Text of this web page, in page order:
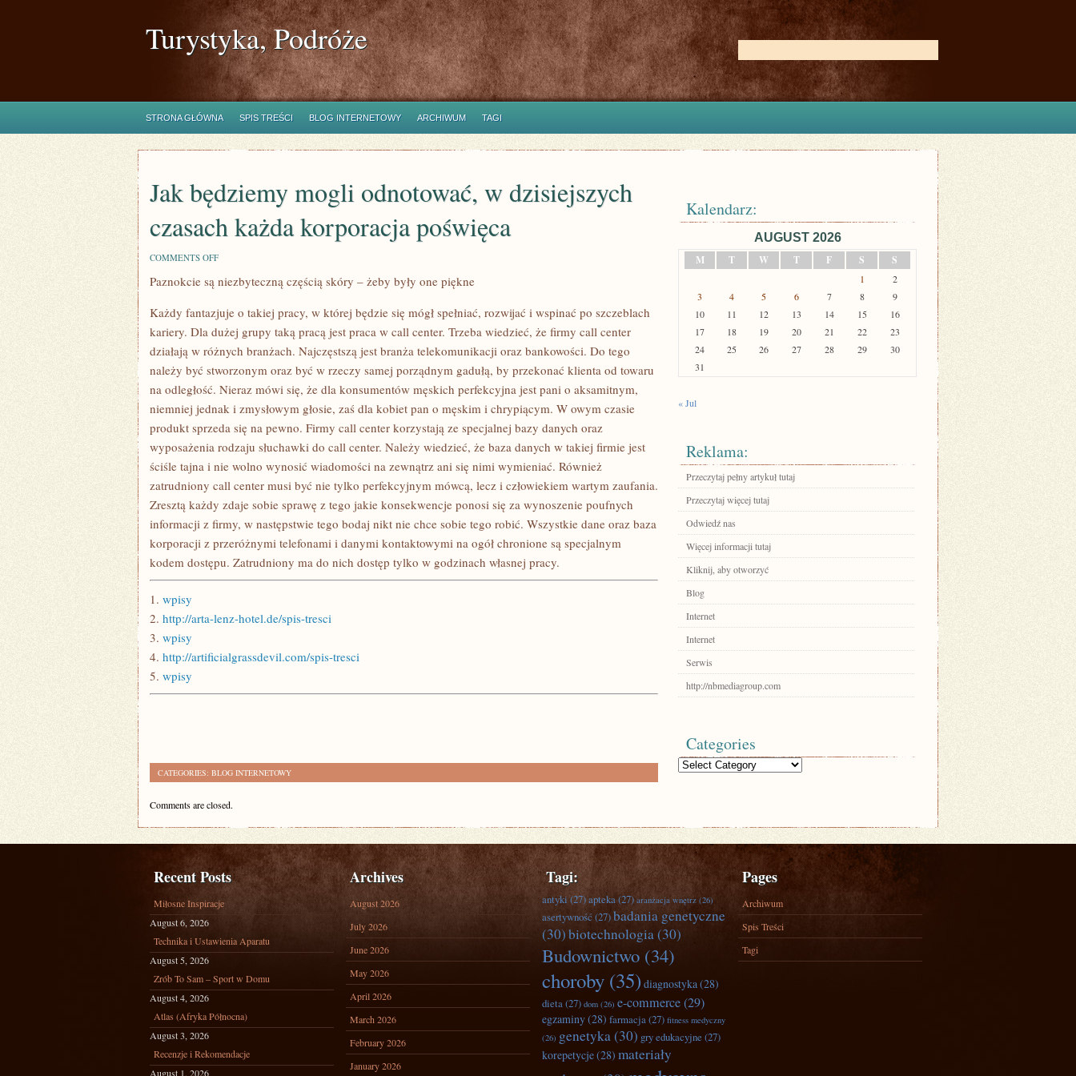
Turystyka, Podróże
STRONA GŁÓWNA SPIS TREŚCI BLOG INTERNETOWY ARCHIWUM TAGI
Jak będziemy mogli odnotować, w dzisiejszych
czasach każda korporacja poświęca
COMMENTS OFFON
BĘDZIEMY
MOGLI
W
DZISIEJSZYCH
CZASACH
KAŻDA
POŚWIĘCA
Paznokcie są niezbyteczną częścią skóry – żeby były one piękne
Każdy fantazjuje o takiej pracy, w której będzie się mógł spełniać, rozwijać i wspinać po szczeblach
kariery. Dla dużej grupy taką pracą jest praca w call center. Trzeba wiedzieć, że firmy call center
działają w różnych branżach. Najczęstszą jest branża telekomunikacji oraz bankowości. Do tego
należy być stworzonym oraz być w rzeczy samej porządnym gadułą, by przekonać klienta od towaru
na odległość. Nieraz mówi się, że dla konsumentów męskich perfekcyjna jest pani o aksamitnym,
niemniej jednak i zmysłowym głosie, zaś dla kobiet pan o męskim i chrypiącym. W owym czasie
produkt sprzeda się na pewno. Firmy call center korzystają ze specjalnej bazy danych oraz
wyposażenia rodzaju słuchawki do call center. Należy wiedzieć, że baza danych w takiej firmie jest
ściśle tajna i nie wolno wynosić wiadomości na zewnątrz ani się nimi wymieniać. Również
zatrudniony call center musi być nie tylko perfekcyjnym mówcą, lecz i człowiekiem wartym zaufania.
Zresztą każdy zdaje sobie sprawę z tego jakie konsekwencje ponosi się za wynoszenie poufnych
informacji z firmy, w następstwie tego bodaj nikt nie chce sobie tego robić. Wszystkie dane oraz baza
korporacji z przeróżnymi telefonami i danymi kontaktowymi na ogół chronione są specjalnym
kodem dostępu. Zatrudniony ma do nich dostęp tylko w godzinach własnej pracy.
1. wpisy
2. http://arta-lenz-hotel.de/spis-tresci
3. wpisy
4. http://artificialgrassdevil.com/spis-tresci
5. wpisy
CATEGORIES: BLOG INTERNETOWY
Comments are closed.
Kalendarz:
AUGUST 2026
M
T W T F S S
1
2
3
4 5 6 7 8
9
10
11 12 13 14 15
16
17
18 19 20 21 22
23
24
25 26 27 28 29
30
31
« Jul
Reklama:
Przeczytaj pełny artykuł tutaj
Przeczytaj więcej tutaj
Odwiedź nas
Więcej informacji tutaj
Kliknij, aby otworzyć
Blog
Internet
Internet
Serwis
http://nbmediagroup.com
Categories
Categories
Recent Posts
Miłosne Inspiracje
August 6, 2026
Technika i Ustawienia Aparatu
August 5, 2026
Zrób To Sam – Sport w Domu
August 4, 2026
Atlas (Afryka Północna)
August 3, 2026
Recenzje i Rekomendacje
August 1, 2026
Archives
August 2026
July 2026
June 2026
May 2026
April 2026
March 2026
February 2026
January 2026
Tagi:
antyki(27)apteka(27) aranżacja wnętrz (26)
asertywność (27)badania genetyczne
(30)biotechnologia(30)
Budownictwo (34)
choroby (35) diagnostyka(28)
dieta(27) dom (26) e-commerce(29)
egzaminy(28) farmacja(27) fitness medyczny
(26) genetyka(30) gry edukacyjne (27)
korepetycje(28) materiały
Pages
Archiwum
Spis Treści
Tagi